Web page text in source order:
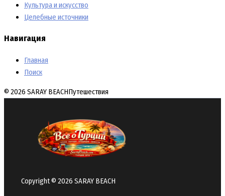
Культура и искусство
Целебные источники
Навигация
Главная
Поиск
© 2026 SARAY BEACHПутешествия
Copyright © 2026 SARAY BEACH